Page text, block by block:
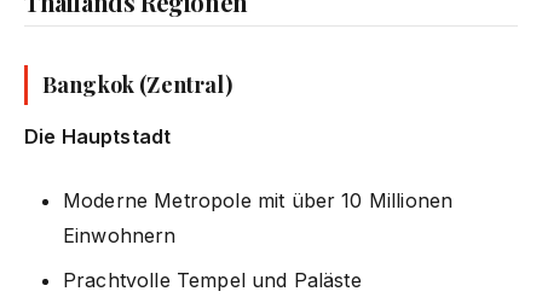
Bangkok (Zentral)
Die Hauptstadt
Moderne Metropole mit über 10 Millionen
Einwohnern
Prachtvolle Tempel und Paläste